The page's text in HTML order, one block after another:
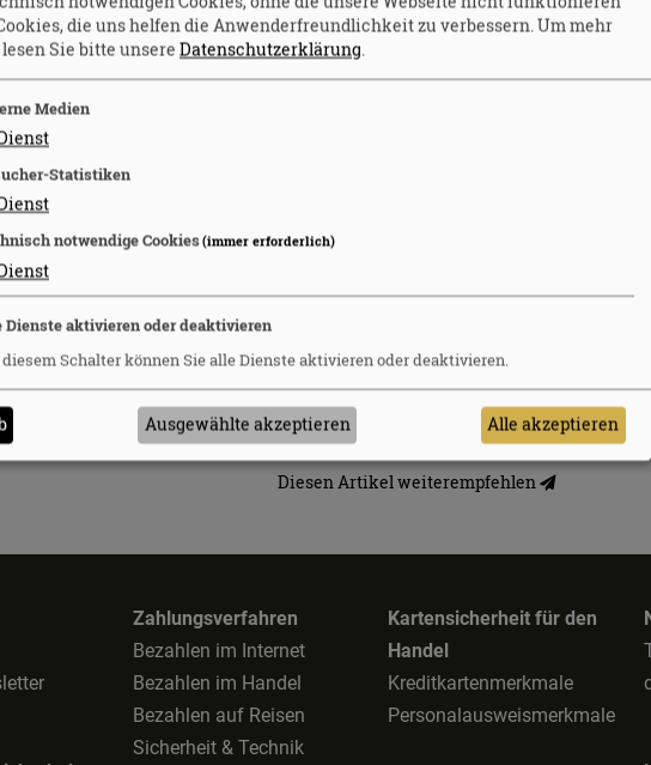
Weiterlesen
gemacht.
sammeln, ohne zusätzliche Kundenkarte: Die
Bonusprogramme direkt beim Einkauf. Das spart Zeit
mehr Komfort beim Bezahlen.
Warnsystem aufs Handy
schützt Handynutzerinnen und -nutzer
Fake-Anrufen. Bei verdächtigen Rufnummern erscheint
möglich!“ auf dem Smartphone-Display. Auch andere
Schutzfunktionen.Weiterlesen
Newsletter abonnieren
Diesen Artikel weiterempfehlen
Die
Kurz
aus
Zahlungsverfahren
Bezahlen im Internet
Bezahlen im Handel
Bezahlen auf Reisen
Sicherheit & Technik
Kartensicherheit für den
Handel
Kreditkartenmerkmale
Personalausweismerkmale
die uns helfen die Anwenderfreundlichkeit zu verbessern.Um mehr
Sie bitte unsere Datenschutzerklärung.
Medien
Statistiken
notwendige Cookies(immer erforderlich)
Dienste aktivieren oder deaktivieren
Schalter können Sie alle Dienste aktivieren oder deaktivieren.
Ausgewählte akzeptieren Alle akzeptieren